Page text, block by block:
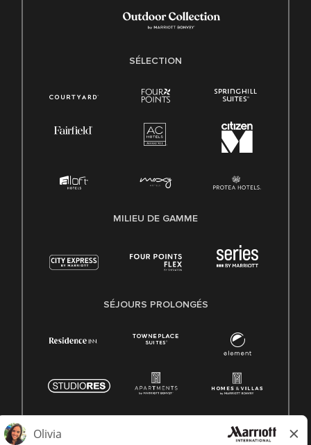
SÉLECTION
MILIEU DE GAMME
SÉJOURS PROLONGÉS